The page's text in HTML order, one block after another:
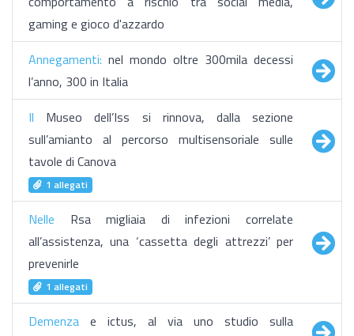
gaming e gioco d'azzardo
Annegamenti: nel mondo oltre 300mila decessi
l’anno, 300 in Italia
Il Museo dell’Iss si rinnova, dalla sezione
sull’amianto al percorso multisensoriale sulle
tavole di Canova
1 allegati
Nelle Rsa migliaia di infezioni correlate
all’assistenza, una ‘cassetta degli attrezzi’ per
prevenirle
1 allegati
Demenza e ictus, al via uno studio sulla